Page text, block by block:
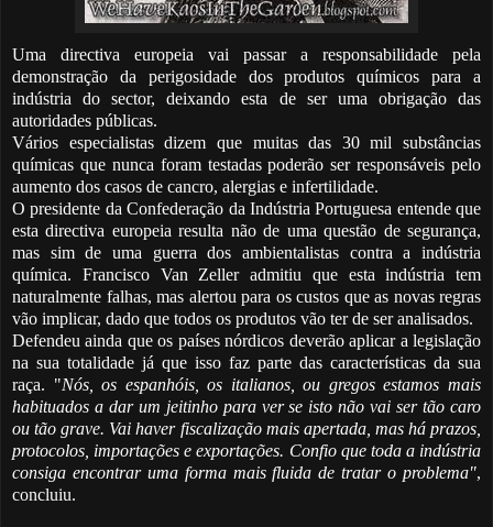
Uma directiva europeia vai passar a responsabilidade pela
demonstração da perigosidade dos produtos químicos para a
indústria do sector, deixando esta de ser uma obrigação das
autoridades públicas.
Vários especialistas dizem que muitas das 30 mil substâncias
químicas que nunca foram testadas poderão ser responsáveis pelo
aumento dos casos de cancro, alergias e infertilidade.
O presidente da Confederação da Indústria Portuguesa entende que
esta directiva europeia resulta não de uma questão de segurança,
mas sim de uma guerra dos ambientalistas contra a indústria
química. Francisco Van Zeller admitiu que esta indústria tem
naturalmente falhas, mas alertou para os custos que as novas regras
vão implicar, dado que todos os produtos vão ter de ser analisados.
Defendeu ainda que os países nórdicos deverão aplicar a legislação
na sua totalidade já que isso faz parte das características da sua
raça. "Nós, os espanhóis, os italianos, ou gregos estamos mais
habituados a dar um jeitinho para ver se isto não vai ser tão caro
ou tão grave. Vai haver fiscalização mais apertada, mas há prazos,
protocolos, importações e exportações. Confio que toda a indústria
consiga encontrar uma forma mais fluida de tratar o problema",
concluiu.